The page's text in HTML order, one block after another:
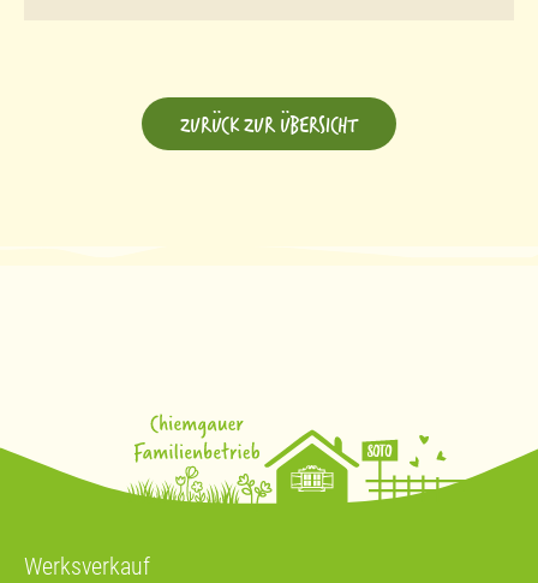
ZURÜCK ZUR ÜBERSICHT
Werksverkauf